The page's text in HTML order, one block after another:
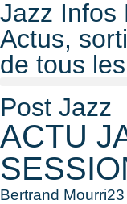
Jazz Infos
Actus,
de tous
Post Jazz
ACTU
Bertrand Mourri